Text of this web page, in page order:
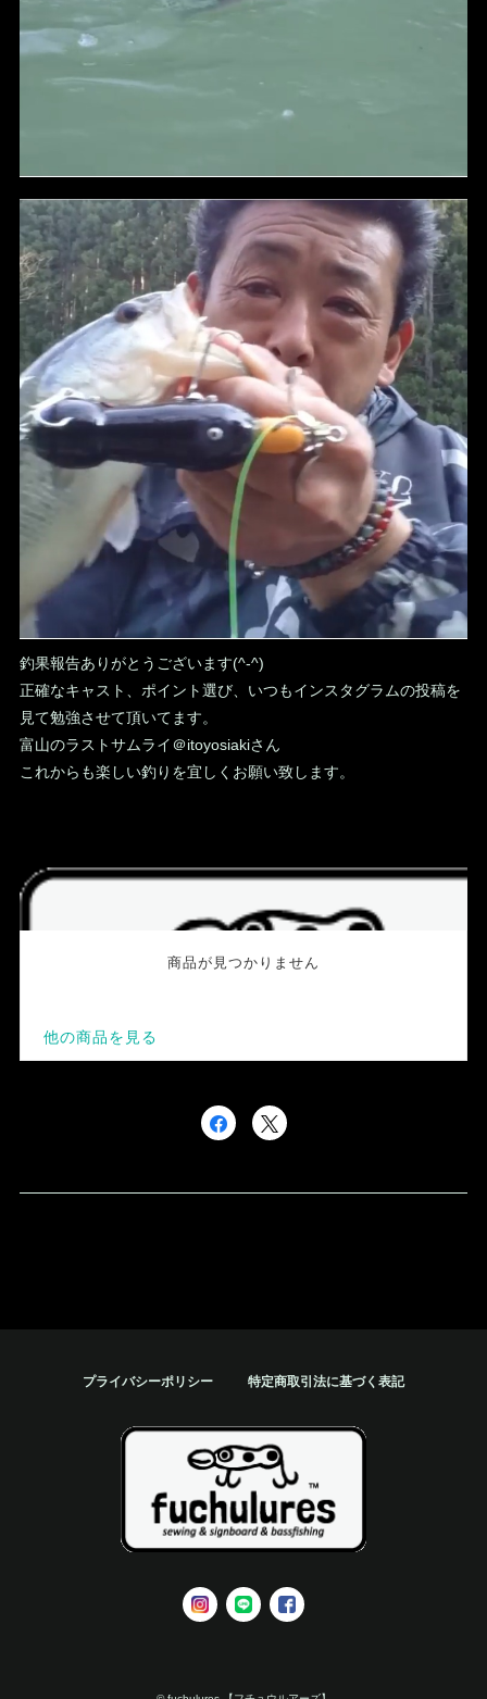
釣果報告ありがとうございます(^-^)
正確なキャスト、ポイント選び、いつもインスタグラムの投稿を
見て勉強させて頂いてます。
富山のラストサムライ＠itoyosiakiさん
これからも楽しい釣りを宜しくお願い致します。
プライバシーポリシー 特定商取引法に基づく表記